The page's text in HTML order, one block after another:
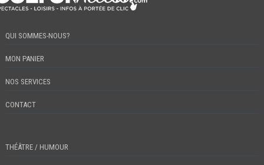
QUI SOMMES-NOUS?
MON PANIER
NOS SERVICES
CONTACT
THÉÂTRE / HUMOUR